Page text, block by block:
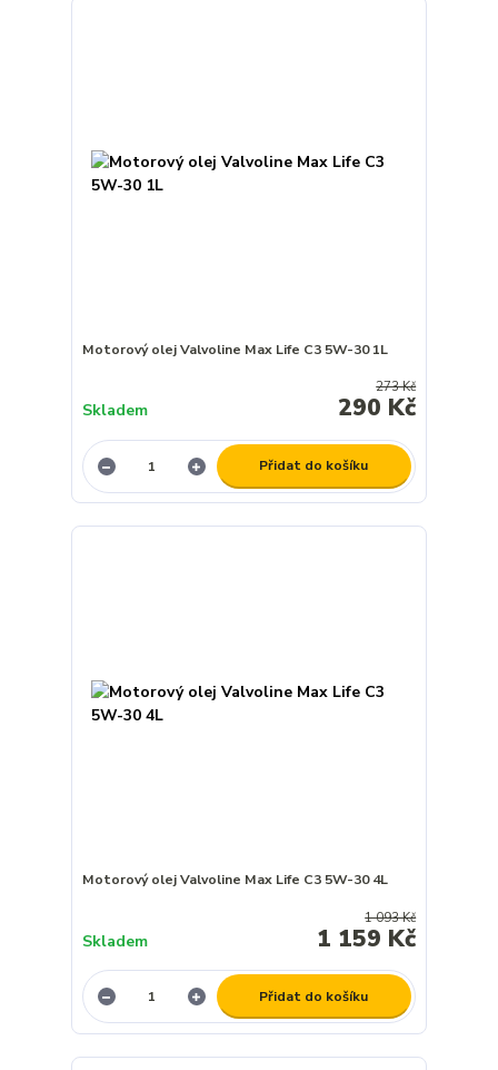
Motorový olej Valvoline Max Life C3 5W-30 1L
273 Kč
290 Kč
Skladem
Přidat do košíku
Motorový olej Valvoline Max Life C3 5W-30 4L
1 093 Kč
1 159 Kč
Skladem
Přidat do košíku